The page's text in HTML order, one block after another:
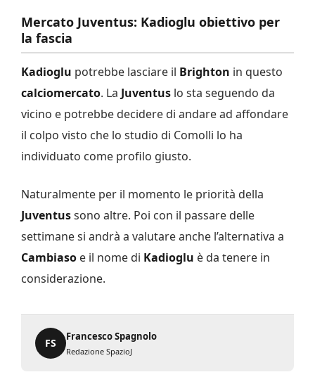
Mercato Juventus: Kadioglu obiettivo per
la fascia
Kadioglu potrebbe lasciare il Brighton in questo
calciomercato. La Juventus lo sta seguendo da
vicino e potrebbe decidere di andare ad affondare
il colpo visto che lo studio di Comolli lo ha
individuato come profilo giusto.
Naturalmente per il momento le priorità della
Juventussono altre. Poi con il passare delle
settimane si andrà a valutare anche l’alternativa a
Cambiaso e il nome di Kadioglu è da tenere in
considerazione.
FS
Francesco Spagnolo
Redazione SpazioJ